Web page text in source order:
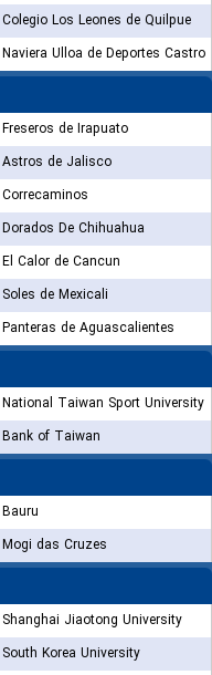
Colegio Los Leones de Quilpue
Naviera Ulloa de Deportes Castro
Freseros de Irapuato
Astros de Jalisco
Correcaminos
Dorados De Chihuahua
El Calor de Cancun
Soles de Mexicali
Panteras de Aguascalientes
National Taiwan Sport University
Bank of Taiwan
Bauru
Mogi das Cruzes
Shanghai Jiaotong University
South Korea University